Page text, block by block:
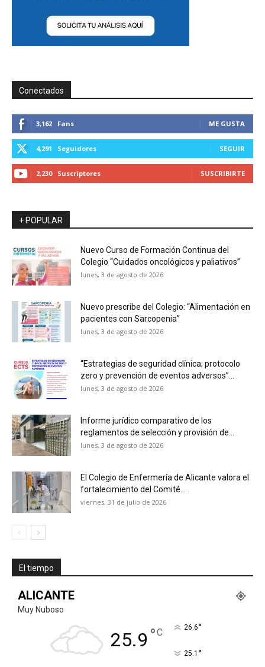
Conectados
3,162 Fans ME GUSTA
4,291 Seguidores SEGUIR
2,230 Suscriptores SUSCRIBIRTE
+ POPULAR
Nuevo Curso de Formación Continua del
Colegio “Cuidados oncológicos y paliativos”
lunes, 3 de agosto de 2026
Nuevo prescribe del Colegio: “Alimentación en
pacientes con Sarcopenia”
lunes, 3 de agosto de 2026
“Estrategias de seguridad clínica; protocolo
zero y prevención de eventos adversos”...
lunes, 3 de agosto de 2026
Informe jurídico comparativo de los
reglamentos de selección y provisión de...
lunes, 3 de agosto de 2026
El Colegio de Enfermería de Alicante valora el
fortalecimiento del Comité...
viernes, 31 de julio de 2026
El tiempo
ALICANTE
Muy Nuboso
25.9 °C 26.6°
25.1 °